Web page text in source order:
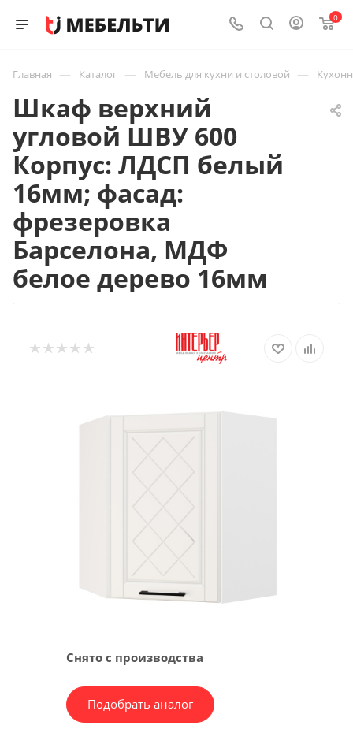
0
Главная — Каталог — Мебель для кухни и столовой —
Шкаф верхний
угловой ШВУ 600
Корпус: ЛДСП белый
16мм; фасад:
фрезеровка
Барселона, МДФ
белое дерево 16мм
Снято с производства
Подобрать аналог